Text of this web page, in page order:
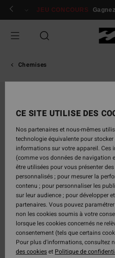
Passer
Se connecter / s'inscrire
JEU CONCOURS
Chemises
CE SITE UTILISE DES
Nos partenaires et nous-mêmes
technologie équivalente pour
informations sur votre appareil. Ces
(comme vos données de navigation
être utilisées pour vous présenter
personnalisés ; pour mesurer la
contenu ; pour personnaliser les
sur leur audience ; pour développer
partenaires. Vous pouvez
non les cookies soumis à votre
lorsque les cookies concernés ne
consentement (tels que certains
Pour plus d'informations, consultez
des cookieset Politique de